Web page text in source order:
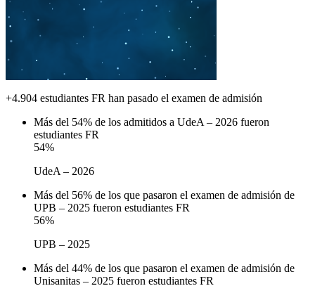
+4.904 estudiantes FR han pasado el examen de admisión
Más del 54% de los admitidos a UdeA – 2026 fueron
estudiantes FR
54%
UdeA – 2026
Más del 56% de los que pasaron el examen de admisión de
UPB – 2025 fueron estudiantes FR
56%
UPB – 2025
Más del 44% de los que pasaron el examen de admisión de
Unisanitas – 2025 fueron estudiantes FR